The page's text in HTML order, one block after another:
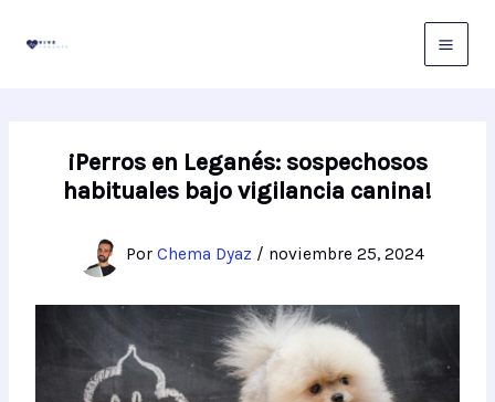
¡Perros en Leganés: sospechosos
habituales bajo vigilancia canina!
Por Chema Dyaz / noviembre 25, 2024